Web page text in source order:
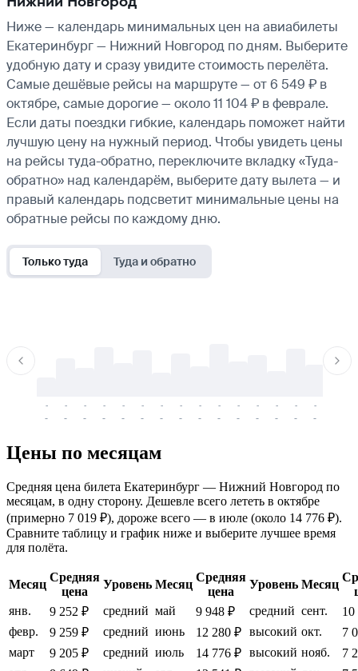
Ниже — календарь минимальных цен на авиабилеты
Екатеринбург — Нижний Новгород по дням. Выберите
удобную дату и сразу увидите стоимость перелёта.
Самые дешёвые рейсы на маршруте — от 6 549 ₽ в
октябре, самые дорогие — около 11 104 ₽ в феврале.
Если даты поездки гибкие, календарь поможет найти
лучшую цену на нужный период. Чтобы увидеть цены
на рейсы туда-обратно, переключите вкладку «Туда-
обратно» над календарём, выберите дату вылета — и
правый календарь подсветит минимальные цены на
обратные рейсы по каждому дню.
Только туда Туда и обратно
-
-
-
-
-
-
-
-
-
-
-
-
-
-
-
-
-
-
-
-
-
-
-
-
-
-
-
-
-
-
Цены по месяцам
Средняя цена билета Екатеринбург — Нижний Новгород по
месяцам, в одну сторону. Дешевле всего лететь в октябре
(примерно 7 019 ₽), дороже всего — в июле (около 14 776 ₽).
Сравните таблицу и график ниже и выберите лучшее время
для полёта.
Месяц
Средняя
цена
Уровень Месяц
Средняя
цена
Уровень Месяц
янв.
9 252 ₽ средний май 9 948 ₽ средний сент.
10
февр.
9 259 ₽ средний июнь 12 280 ₽ высокий окт.
7
март
9 205 ₽ средний июль 14 776 ₽ высокий нояб.
7